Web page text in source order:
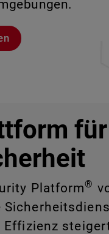
EDR kennen
Platform®